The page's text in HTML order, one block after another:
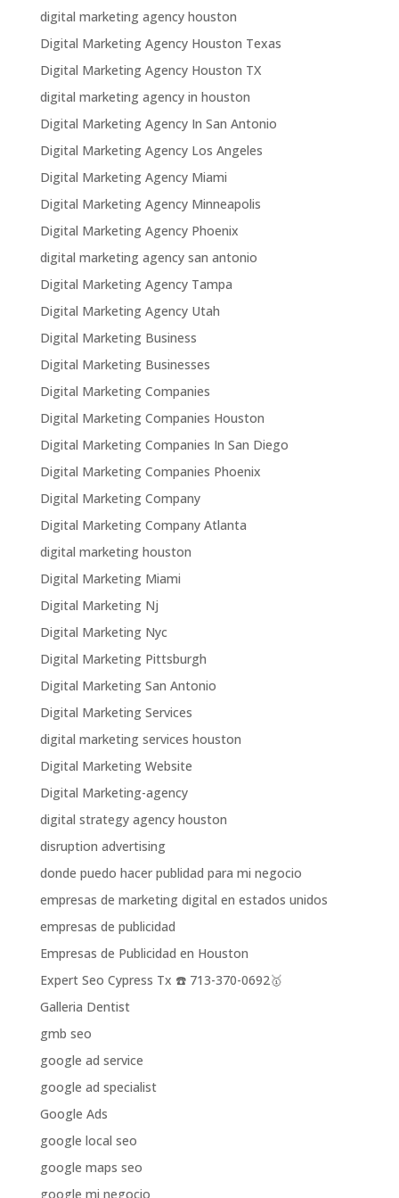
digital marketing agency houston
Digital Marketing Agency Houston Texas
Digital Marketing Agency Houston TX
digital marketing agency in houston
Digital Marketing Agency In San Antonio
Digital Marketing Agency Los Angeles
Digital Marketing Agency Miami
Digital Marketing Agency Minneapolis
Digital Marketing Agency Phoenix
digital marketing agency san antonio
Digital Marketing Agency Tampa
Digital Marketing Agency Utah
Digital Marketing Business
Digital Marketing Businesses
Digital Marketing Companies
Digital Marketing Companies Houston
Digital Marketing Companies In San Diego
Digital Marketing Companies Phoenix
Digital Marketing Company
Digital Marketing Company Atlanta
digital marketing houston
Digital Marketing Miami
Digital Marketing Nj
Digital Marketing Nyc
Digital Marketing Pittsburgh
Digital Marketing San Antonio
Digital Marketing Services
digital marketing services houston
Digital Marketing Website
Digital Marketing-agency
digital strategy agency houston
disruption advertising
donde puedo hacer publidad para mi negocio
empresas de marketing digital en estados unidos
empresas de publicidad
Empresas de Publicidad en Houston
Expert Seo Cypress Tx ☎️ 713-370-0692🥇
Galleria Dentist
gmb seo
google ad service
google ad specialist
Google Ads
google local seo
google maps seo
google mi negocio